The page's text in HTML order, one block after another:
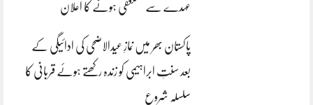
عہدے سے مستعفی ہونے کا اعلان
پاکستان بھر میں نمازِ عیدالاضحی کی ادائیگی کے
بعد سنتِ ابراہیمی کو زندہ رکھتے ہوئے قربانی کا
سلسلہ شروع